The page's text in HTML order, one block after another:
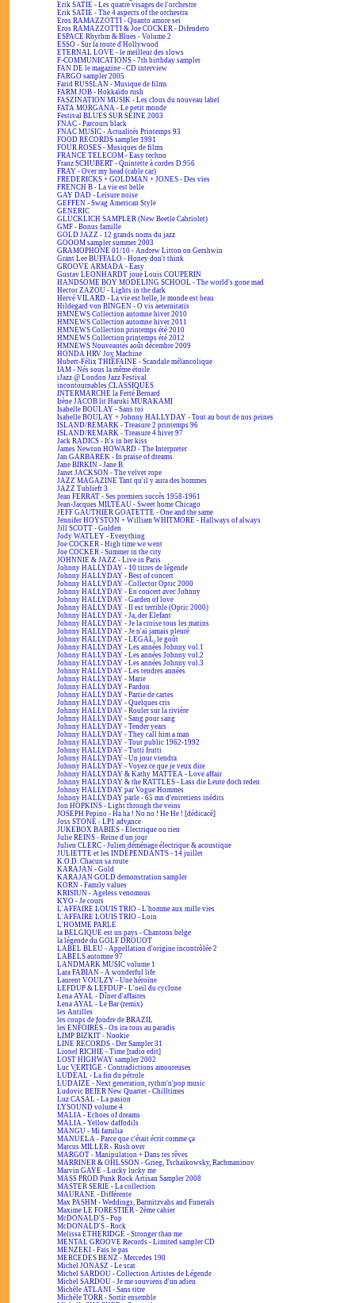
Erik SATIE - Les quatre visages de l'orchestre
Erik SATIE - The 4 aspects of the orchestra
Eros RAMAZZOTTI - Quanto amore sei
Eros RAMAZZOTTI & Joe COCKER - Difendero
ESPACE Rhythm & Blues - Volume 2
ESSO - Sur la route d'Hollywood
ETERNAL LOVE - le meilleur des slows
F-COMMUNICATIONS - 7th birthday sampler
FAN DE le magazine - CD interview
FARGO sampler 2005
Farid RUSSLAN - Musique de films
FARM JOB - Hokkaïdo rush
FASZINATION MUSIK - Les clous du nouveau label
FATA MORGANA - Le petit monde
Festival BLUES SUR SEINE 2003
FNAC - Parcours black
FNAC MUSIC - Actualités Printemps 93
FOOD RECORDS sampler 1991
FOUR ROSES - Musiques de films
FRANCE TELECOM - Easy techno
Franz SCHUBERT - Quintette à cordes D.956
FRAY - Over my head (cable car)
FREDERICKS + GOLDMAN + JONES - Des vies
FRENCH B - La vie est belle
GAY DAD - Leisure noise
GEFFEN - Swag American Style
GENERIC
GLÜCKLICH SAMPLER (New Beetle Cabriolet)
GMF - Bonus famille
GOLD JAZZ - 12 grands noms du jazz
GOOOM sampler summer 2003
GRAMOPHONE 01/10 - Andrew Litton on Gershwin
Grant Lee BUFFALO - Honey don't think
GROOVE ARMADA - Easy
Gustav LEONHARDT joue Louis COUPERIN
HANDSOME BOY MODELING SCHOOL - The world's gone mad
Hector ZAZOU - Lights in the dark
Hervé VILARD - La vie est belle, le monde est beau
Hildegard von BINGEN - O vis aeternitatis
HMNEWS Collection automne hiver 2010
HMNEWS Collection automne hiver 2011
HMNEWS Collection printemps été 2010
HMNEWS Collection printemps été 2012
HMNEWS Nouveautés août décembre 2009
HONDA HRV Joy Machine
Hubert-Félix THIÉFAINE - Scandale mélancolique
IAM - Nés sous la même étoile
iJazz @ London Jazz Festival
incontournables CLASSIQUES
INTERMARCHÉ la Ferté Bernard
Irène JACOB lit Haruki MURAKAMI
Isabelle BOULAY - Sans toi
Isabelle BOULAY + Johnny HALLYDAY - Tout au bout de nos peines
ISLAND/REMARK - Treasure 2 printemps 96
ISLAND/REMARK - Treasure 4 hiver 97
Jack RADICS - It's in her kiss
James Newton HOWARD - The Interpreter
Jan GARBAREK - In praise of dreams
Jane BIRKIN - Jane B.
Janet JACKSON - The velvet rope
JAZZ MAGAZINE Tant qu'il y aura des hommes
JAZZ Tublieft 3
Jean FERRAT - Ses premiers succès 1958-1961
Jean-Jacques MILTEAU - Sweet home Chicago
JEFF GAUTHIER GOATETTE - One and the same
Jennifer HOYSTON + William WHITMORE - Hallways of always
Jill SCOTT - Golden
Jody WATLEY - Everything
Joe COCKER - High time we went
Joe COCKER - Summer in the city
JOHNNIE & JAZZ - Live in Paris
Johnny HALLYDAY - 10 titres de légende
Johnny HALLYDAY - Best of concert
Johnny HALLYDAY - Collector Optic 2000
Johnny HALLYDAY - En concert avec Johnny
Johnny HALLYDAY - Garden of love
Johnny HALLYDAY - Il est terrible (Optic 2000)
Johnny HALLYDAY - Ja, der Elefant
Johnny HALLYDAY - Je la croise tous les matins
Johnny HALLYDAY - Je n'ai jamais pleuré
Johnny HALLYDAY - LEGAL, le goût
Johnny HALLYDAY - Les années Johnny vol.1
Johnny HALLYDAY - Les années Johnny vol.2
Johnny HALLYDAY - Les années Johnny vol.3
Johnny HALLYDAY - Les tendres années
Johnny HALLYDAY - Marie
Johnny HALLYDAY - Pardon
Johnny HALLYDAY - Partie de cartes
Johnny HALLYDAY - Quelques cris
Johnny HALLYDAY - Rouler sur la rivière
Johnny HALLYDAY - Sang pour sang
Johnny HALLYDAY - Tender years
Johnny HALLYDAY - They call him a man
Johnny HALLYDAY - Tout public 1962-1992
Johnny HALLYDAY - Tutti frutti
Johnny HALLYDAY - Un jour viendra
Johnny HALLYDAY - Voyez ce que je veux dire
Johnny HALLYDAY & Kathy MATTEA - Love affair
Johnny HALLYDAY & the RATTLES - Lass die Leute doch reden
Johnny HALLYDAY par Vogue Hommes
Johnny HALLYDAY parle - 65 mn d'entretiens inédits
Jon HOPKINS - Light through the veins
JOSEPH Pepino - Ha ha ! No no ! He He ! [dédicacé]
Joss STONE - LP1 advance
JUKEBOX BABIES - Électrique ou rien
Julie REINS - Reine d'un jour
Julien CLERC - Julien déménage électrique & acoustique
JULIETTE et les INDÉPENDANTS - 14 juillet
K.O.D. Chacun sa route
KARAJAN - Gold
KARAJAN GOLD demonstration sampler
KORN - Family values
KRISIUN - Ageless venomous
KYO - Je cours
L'AFFAIRE LOUIS TRIO - L'homme aux mille vies
L'AFFAIRE LOUIS TRIO - Loin
L'HOMME PARLE
la BELGIQUE est un pays - Chantons belge
la légende du GOLF DROUOT
LABEL BLEU - Appellation d'origine incontrôlée 2
LABELS automne 97
LANDMARK MUSIC volume 1
Lara FABIAN - A wonderful life
Laurent VOULZY - Une héroïne
LEFDUP & LEFDUP - L'oeil du cyclone
Lena AYAL - Dîner d'affaires
Lena AYAL - Le Bar (remix)
les Antilles
les coups de foudre de BRAZIL
les ENFOIRÉS - On ira tous au paradis
LIMP BIZKIT - Nookie
LINE RECORDS - Der Sampler 31
Lionel RICHIE - Time [radio edit]
LOST HIGHWAY sampler 2002
Luc VERTIGE - Contradictions amoureuses
LUDÉAL - La fin du pétrole
LUDAIZE - Next generation, rythm'n'pop music
Ludovic BEIER New Quartet - Chilltimes
Luz CASAL - La pasion
LYSOUND volume 4
MALIA - Echoes of dreams
MALIA - Yellow daffodils
MANGU - Mi familia
MANUELA - Parce que c'était écrit comme ça
Marcus MILLER - Rush over
MARGOT - Manipulation + Dans tes rêves
MARRINER & OHLSSON - Grieg, Tschaikowsky, Rachmaninov
Marvin GAYE - Lucky lucky me
MASS PROD Punk Rock Artisan Sampler 2008
MASTER SERIE - La collection
MAURANE - Différente
Max PASHM - Weddings, Barmitzvahs and Funerals
Maxime LE FORESTIER - 2ème cahier
McDONALD'S - Pop
McDONALD'S - Rock
Melissa ETHERIDGE - Stronger than me
MENTAL GROOVE Records - Limited sampler CD
MENZEKI - Fais le pas
MERCEDES BENZ - Mercedes 190
Michel JONASZ - Le scat
Michel SARDOU - Collection Artistes de Légende
Michel SARDOU - Je me souviens d'un adieu
Michèle ATLANI - Sans titre
Michèle TORR - Sortir ensemble